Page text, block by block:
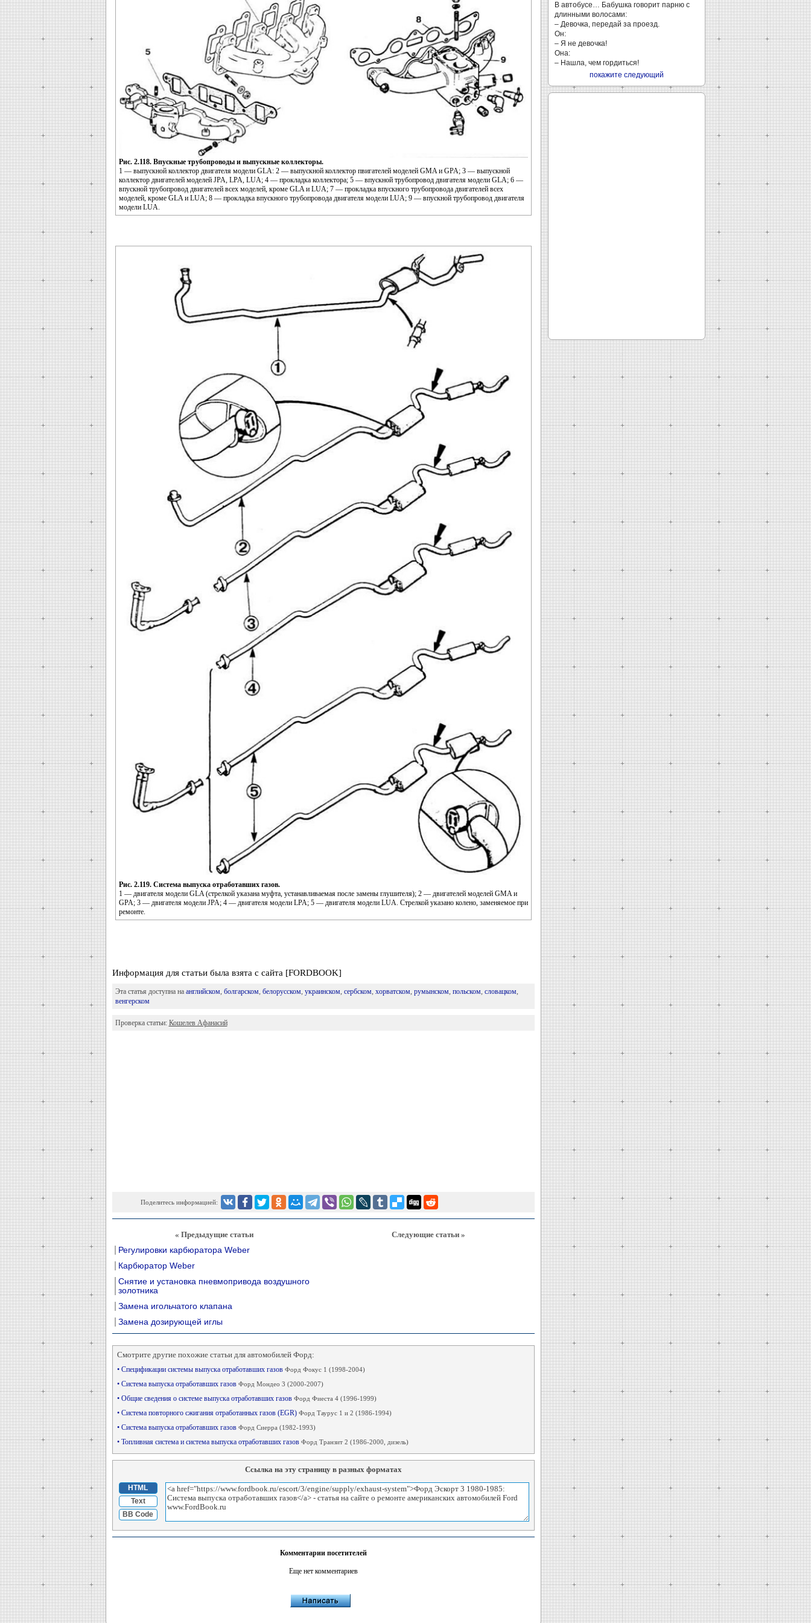
Рис. 2.118. Впускные трубопроводы и выпускные коллекторы.
1 — выпускной коллектор двигателя модели GLA: 2 — выпускной коллектор пвигателей моделей GMA и GPA; 3 — выпускной
коллектор двигателей моделей JPA, LPA, LUA; 4 — прокладка коллектора; 5 — впускной трубопровод двигателя модели GLA; 6 —
впускной трубопровод двигателей всех моделей, кроме GLA и LUA; 7 — прокладка впускного трубопровода двигателей всех
моделей, кроме GLA и LUA; 8 — прокладка впускного трубопровода двигателя модели LUA; 9 — впускной трубопровод двигателя
модели LUA.
Рис. 2.119. Система выпуска отработавших газов.
1 — двигателя модели GLA (стрелкой указана муфта, устанавливаемая после замены глушителя); 2 — двигателей моделей GMA и
GPA; 3 — двигателя модели JPA; 4 — двигателя модели LPA; 5 — двигателя модели LUA. Стрелкой указано колено, заменяемое при
ремонте.
Информация для статьи была взята с сайта [FORDBOOK]
Эта статья доступна на английском, болгарском, белорусском, украинском, сербском, хорватском, румынском, польском, словацком,
венгерском
Проверка статьи: Кошелев Афанасий
Поделитесь информацией:
« Предыдущие статьи
Регулировки карбюратора Weber
Карбюратор Weber
Снятие и установка пневмопривода воздушного
золотника
Замена игольчатого клапана
Замена дозирующей иглы
Следующие статьи »
Смотрите другие похожие статьи для автомобилей Форд:
• Спецификации системы выпуска отработавших газов Форд Фокус 1 (1998-2004)
• Система выпуска отработавших газов Форд Мондео 3 (2000-2007)
• Общие сведения о системе выпуска отработавших газов Форд Фиеста 4 (1996-1999)
• Система повторного сжигания отработанных газов (EGR) Форд Таурус 1 и 2 (1986-1994)
• Система выпуска отработавших газов Форд Сиерра (1982-1993)
• Топливная система и система выпуска отработавших газов Форд Транзит 2 (1986-2000, дизель)
Ссылка на эту страницу в разных форматах
HTML
Text
BB Code
Комментарии посетителей
Еще нет комментариев
В автобусе… Бабушка говорит парню с
длинными волосами:
– Девочка, передай за проезд.
Он:
– Я не девочка!
Она:
– Нашла, чем гордиться!
покажите следующий